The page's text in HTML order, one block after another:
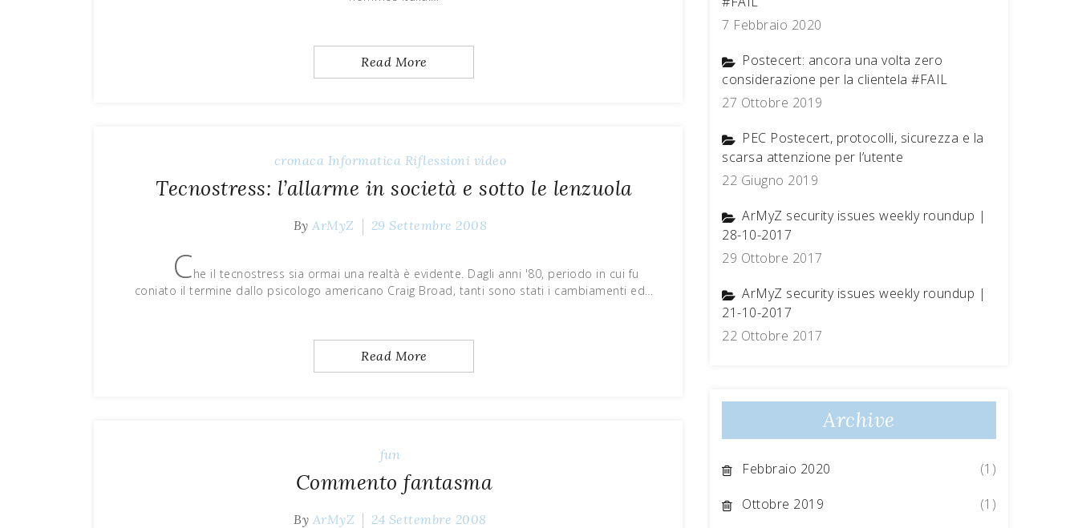
Read More
cronaca Informatica Riflessioni video
Tecnostress: l’allarme in società e sotto le lenzuola
ByArMyZ 29 Settembre 2008
Che il tecnostress sia ormai una realtà è evidente. Dagli anni '80, periodo in cui fu
coniato il termine dallo psicologo americano Craig Broad, tanti sono stati i cambiamenti ed…
Read More
fun
Commento fantasma
By ArMyZ 24 Settembre 2008
7 Febbraio 2020
Postecert: ancora una volta zero
considerazione per la clientela #FAIL
27 Ottobre 2019
PEC Postecert, protocolli, sicurezza e la
scarsa attenzione per l’utente
22 Giugno 2019
ArMyZ security issues weekly roundup |
28-10-2017
29 Ottobre 2017
ArMyZ security issues weekly roundup |
21-10-2017
22 Ottobre 2017
Archive
Febbraio 2020
(1)
Ottobre 2019
(1)